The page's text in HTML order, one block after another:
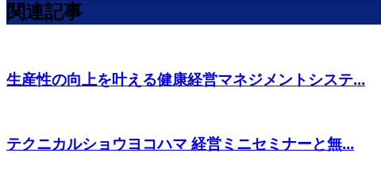
関連記事
生産性の向上を叶える健康経営マネジメントシステ...
テクニカルショウヨコハマ 経営ミニセミナーと無...